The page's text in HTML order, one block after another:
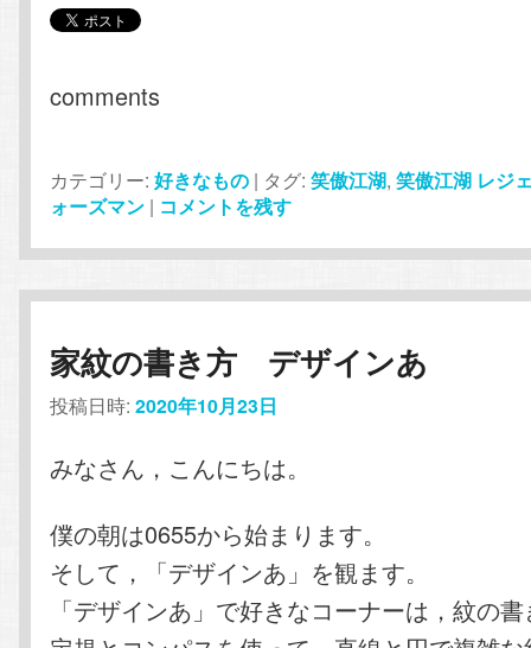
comments
カテゴリー: 好きなもの | タグ: 笑傲江湖,笑傲江湖 レジ
ォーズマン | コメントを残す
家紋の書き方 デザインあ
投稿日時:2020年10月23日
みなさん，こんにちは。
僕の朝は0655から始まります。
そして，「デザインあ」を観ます。
「デザインあ」で好きなコーナーは，紋の